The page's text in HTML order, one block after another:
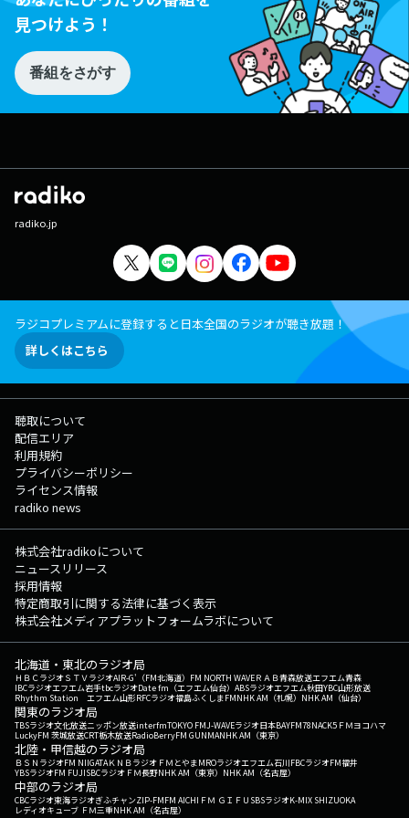
見つけよう！
番組をさがす
radiko.jp
ラジコプレミアムに登録すると日本全国のラジオが聴き放題！
詳しくはこちら
聴取について
配信エリア
利用規約
プライバシーポリシー
ライセンス情報
radiko news
株式会社radikoについて
ニュースリリース
採用情報
特定商取引に関する法律に基づく表示
株式会社メディアプラットフォームラボについて
北海道・東北のラジオ局
ＨＢＣラジオＳＴＶラジオAIR-G'（FM北海道） FM NORTH WAVEＲＡＢ青森放送エフエム青森
IBCラジオエフエム岩手tbcラジオDate fm（エフエム仙台） ABSラジオエフエム秋田YBC山形放送
Rhythm Station エフエム山形RFCラジオ福島ふくしまFMNHK AM（札幌） NHK AM（仙台）
関東のラジオ局
TBSラジオ文化放送ニッポン放送interfmTOKYO FMJ-WAVEラジオ日本BAYFM78NACK5 ＦＭヨコハマ
LuckyFM 茨城放送CRT栃木放送RadioBerryFM GUNMANHK AM（東京）
北陸・甲信越のラジオ局
ＢＳＮラジオFM NIIGATAＫＮＢラジオ ＦＭとやまMROラジオエフエム石川FBCラジオFM福井
YBSラジオFM FUJISBCラジオ ＦＭ長野NHK AM（東京） NHK AM（名古屋）
中部のラジオ局
CBCラジオ東海ラジオぎふチャンZIP-FMFM AICHI ＦＭ ＧＩＦＵ SBSラジオK-MIX SHIZUOKA
レディオキューブ ＦＭ三重NHK AM（名古屋）